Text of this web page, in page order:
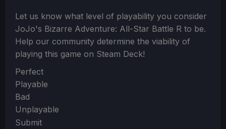
Let us know what level of playability you consider
JoJo's Bizarre Adventure: All-Star Battle R to be.
Help our community determine the viability of
playing this game on Steam Deck!
Section
Perfect
Playable
Bad
Unplayable
Submit